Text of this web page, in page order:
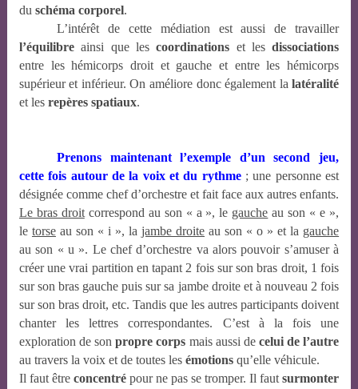
du schéma corporel.
L’intérêt de cette médiation est aussi de travailler
l’équilibre ainsi que les coordinations et les dissociations
entre les hémicorps droit et gauche et entre les hémicorps
supérieur et inférieur. On améliore donc également la latéralité
et les repères spatiaux.
Prenons maintenant l’exemple d’un second jeu,
cette fois autour de la voix et du rythme; une personne est
désignée comme chef d’orchestre et fait face aux autres enfants.
Le bras droit correspond au son « a », le gauche au son « e »,
le torse au son « i », la jambe droite au son « o » et la gauche
au son « u ». Le chef d’orchestre va alors pouvoir s’amuser à
créer une vrai partition en tapant 2 fois sur son bras droit, 1 fois
sur son bras gauche puis sur sa jambe droite et à nouveau 2 fois
sur son bras droit, etc. Tandis que les autres participants doivent
chanter les lettres correspondantes. C’est à la fois une
exploration de son propre corps mais aussi de celui de l’autre
au travers la voix et de toutes les émotions qu’elle véhicule.
Il faut être concentré pour ne pas se tromper. Il faut surmonter